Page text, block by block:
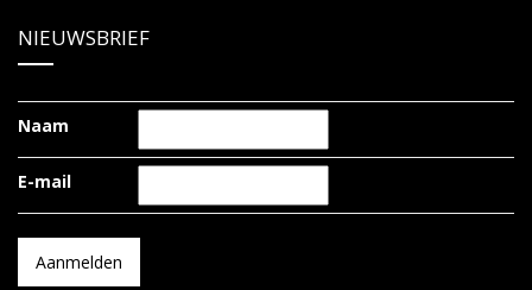
NIEUWSBRIEF
Naam
E-mail